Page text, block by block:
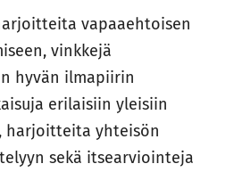
vapaaehtoisen
vinkkejä
hyvän ilmapiirin
erilaisiin yleisiin
harjoitteita yhteisön
sekä itsearviointeja